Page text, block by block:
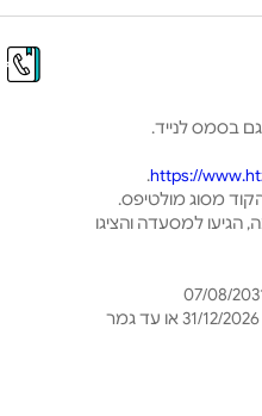
בסמס לנייד.
https://
.
מסוג מולטיפס.
למסעדה והציגו
ניתן לרכוש את ההטבה עד: 31/12/2026 או עד גמר